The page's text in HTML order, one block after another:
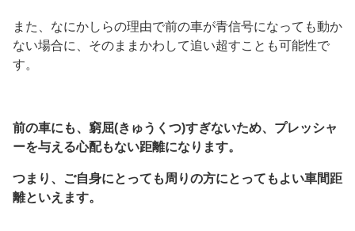
また、なにかしらの理由で前の車が青信号になっても動か
ない場合に、そのままかわして追い超すことも可能性で
す。
前の車にも、窮屈(きゅうくつ)すぎないため、プレッシャ
ーを与える心配もない距離になります。
つまり、ご自身にとっても周りの方にとってもよい車間距
離といえます。